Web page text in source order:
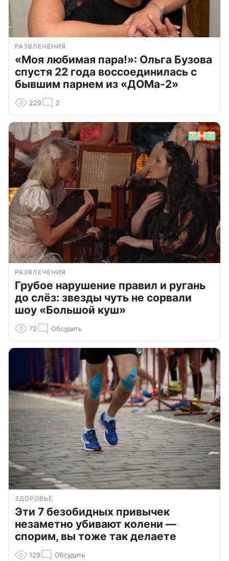
РАЗВЛЕЧЕНИЯ
«Моя любимая пара!»: Ольга Бузова
спустя 22 года воссоединилась с
бывшим парнем из «ДОМа-2»
229 2
РАЗВЛЕЧЕНИЯ
Грубое нарушение правил и ругань
до слёз: звезды чуть не сорвали
шоу «Большой куш»
72 Обсудить
ЗДОРОВЬЕ
Эти 7 безобидных привычек
незаметно убивают колени —
спорим, вы тоже так делаете
129 Обсудить